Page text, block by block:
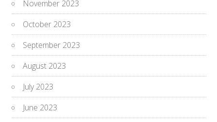
November 2023
October 2023
September 2023
August 2023
July 2023
June 2023